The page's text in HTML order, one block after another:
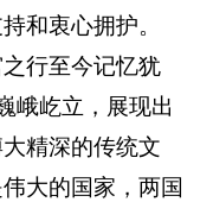
和衷心拥护。
行至今记忆犹
峨屹立，展现出
精深的传统文
大的国家，两国